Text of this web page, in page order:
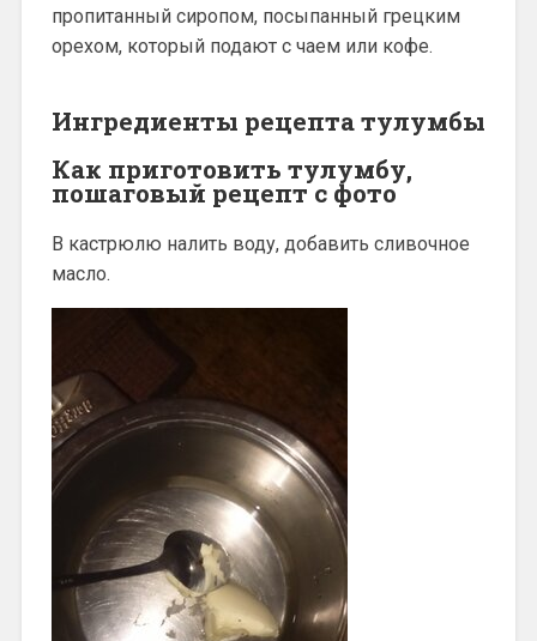
пропитанный сиропом, посыпанный грецким
орехом, который подают с чаем или кофе.
Ингредиенты рецепта тулумбы
Как приготовить тулумбу,
пошаговый рецепт с фото
В кастрюлю налить воду, добавить сливочное
масло.